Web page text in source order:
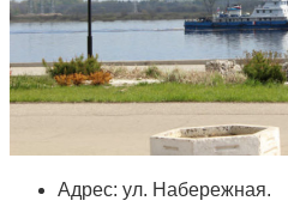
Адрес: ул. Набережная.